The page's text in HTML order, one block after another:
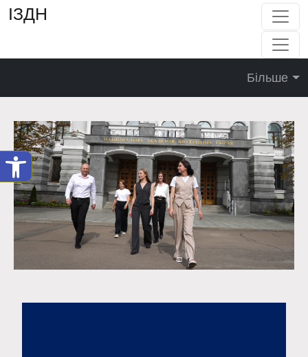
ІЗДН
Більше